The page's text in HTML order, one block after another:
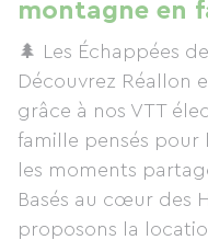
montagne en
🌲 Les Échappées
Découvrez Réallon
grâce à nos VTT
famille pensés pour
les moments
Basés au cœur des
proposons la